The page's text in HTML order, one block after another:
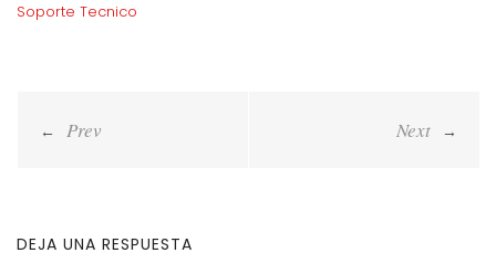
Soporte Tecnico
Navegación
DEJA UNA RESPUESTA